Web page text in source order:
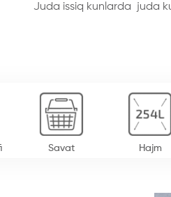
Juda issiq kunlarda juda
Savat Hajm